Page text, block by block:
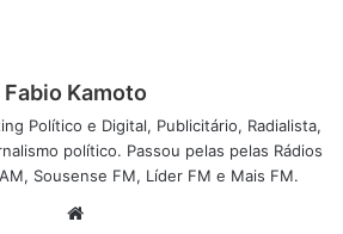
Fabio Kamoto
Político e Digital, Publicitário, Radialista,
político. Passou pelas pelas Rádios
Sousense FM, Líder FM e Mais FM.